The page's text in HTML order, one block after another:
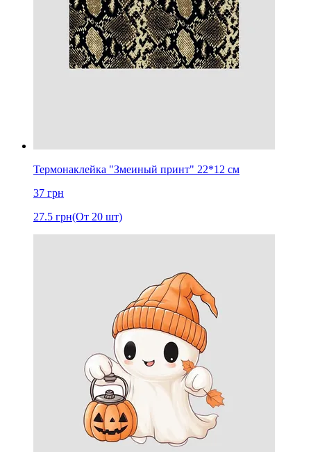
Термонаклейка "Змеиный принт" 22*12 см
37 грн
27.5 грн(От 20 шт)